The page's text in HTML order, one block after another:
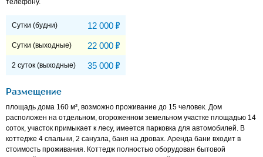
телефону.
Сутки (будни) 12 000 Р
Сутки (выходные) 22 000 Р
2 суток (выходные) 35 000 Р
Размещение
площадь дома 160 м², возможно проживание до 15 человек. Дом
расположен на отдельном, огороженном земельном участке площадью 14
соток, участок примыкает к лесу, имеется парковка для автомобилей. В
коттедже 4 спальни, 2 санузла, баня на дровах. Аренда бани входит в
стоимость проживания. Коттедж полностью оборудован бытовой